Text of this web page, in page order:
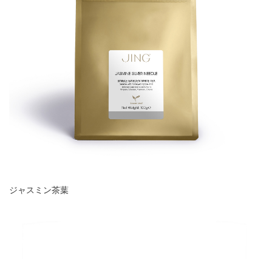
ジャスミン茶葉